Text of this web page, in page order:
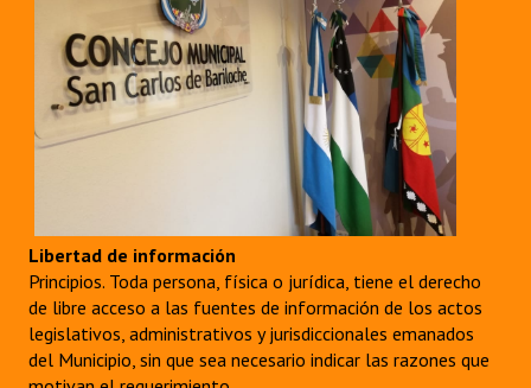
Libertad de información
Principios. Toda persona, física o jurídica, tiene el derecho
de libre acceso a las fuentes de información de los actos
legislativos, administrativos y jurisdiccionales emanados
del Municipio, sin que sea necesario indicar las razones que